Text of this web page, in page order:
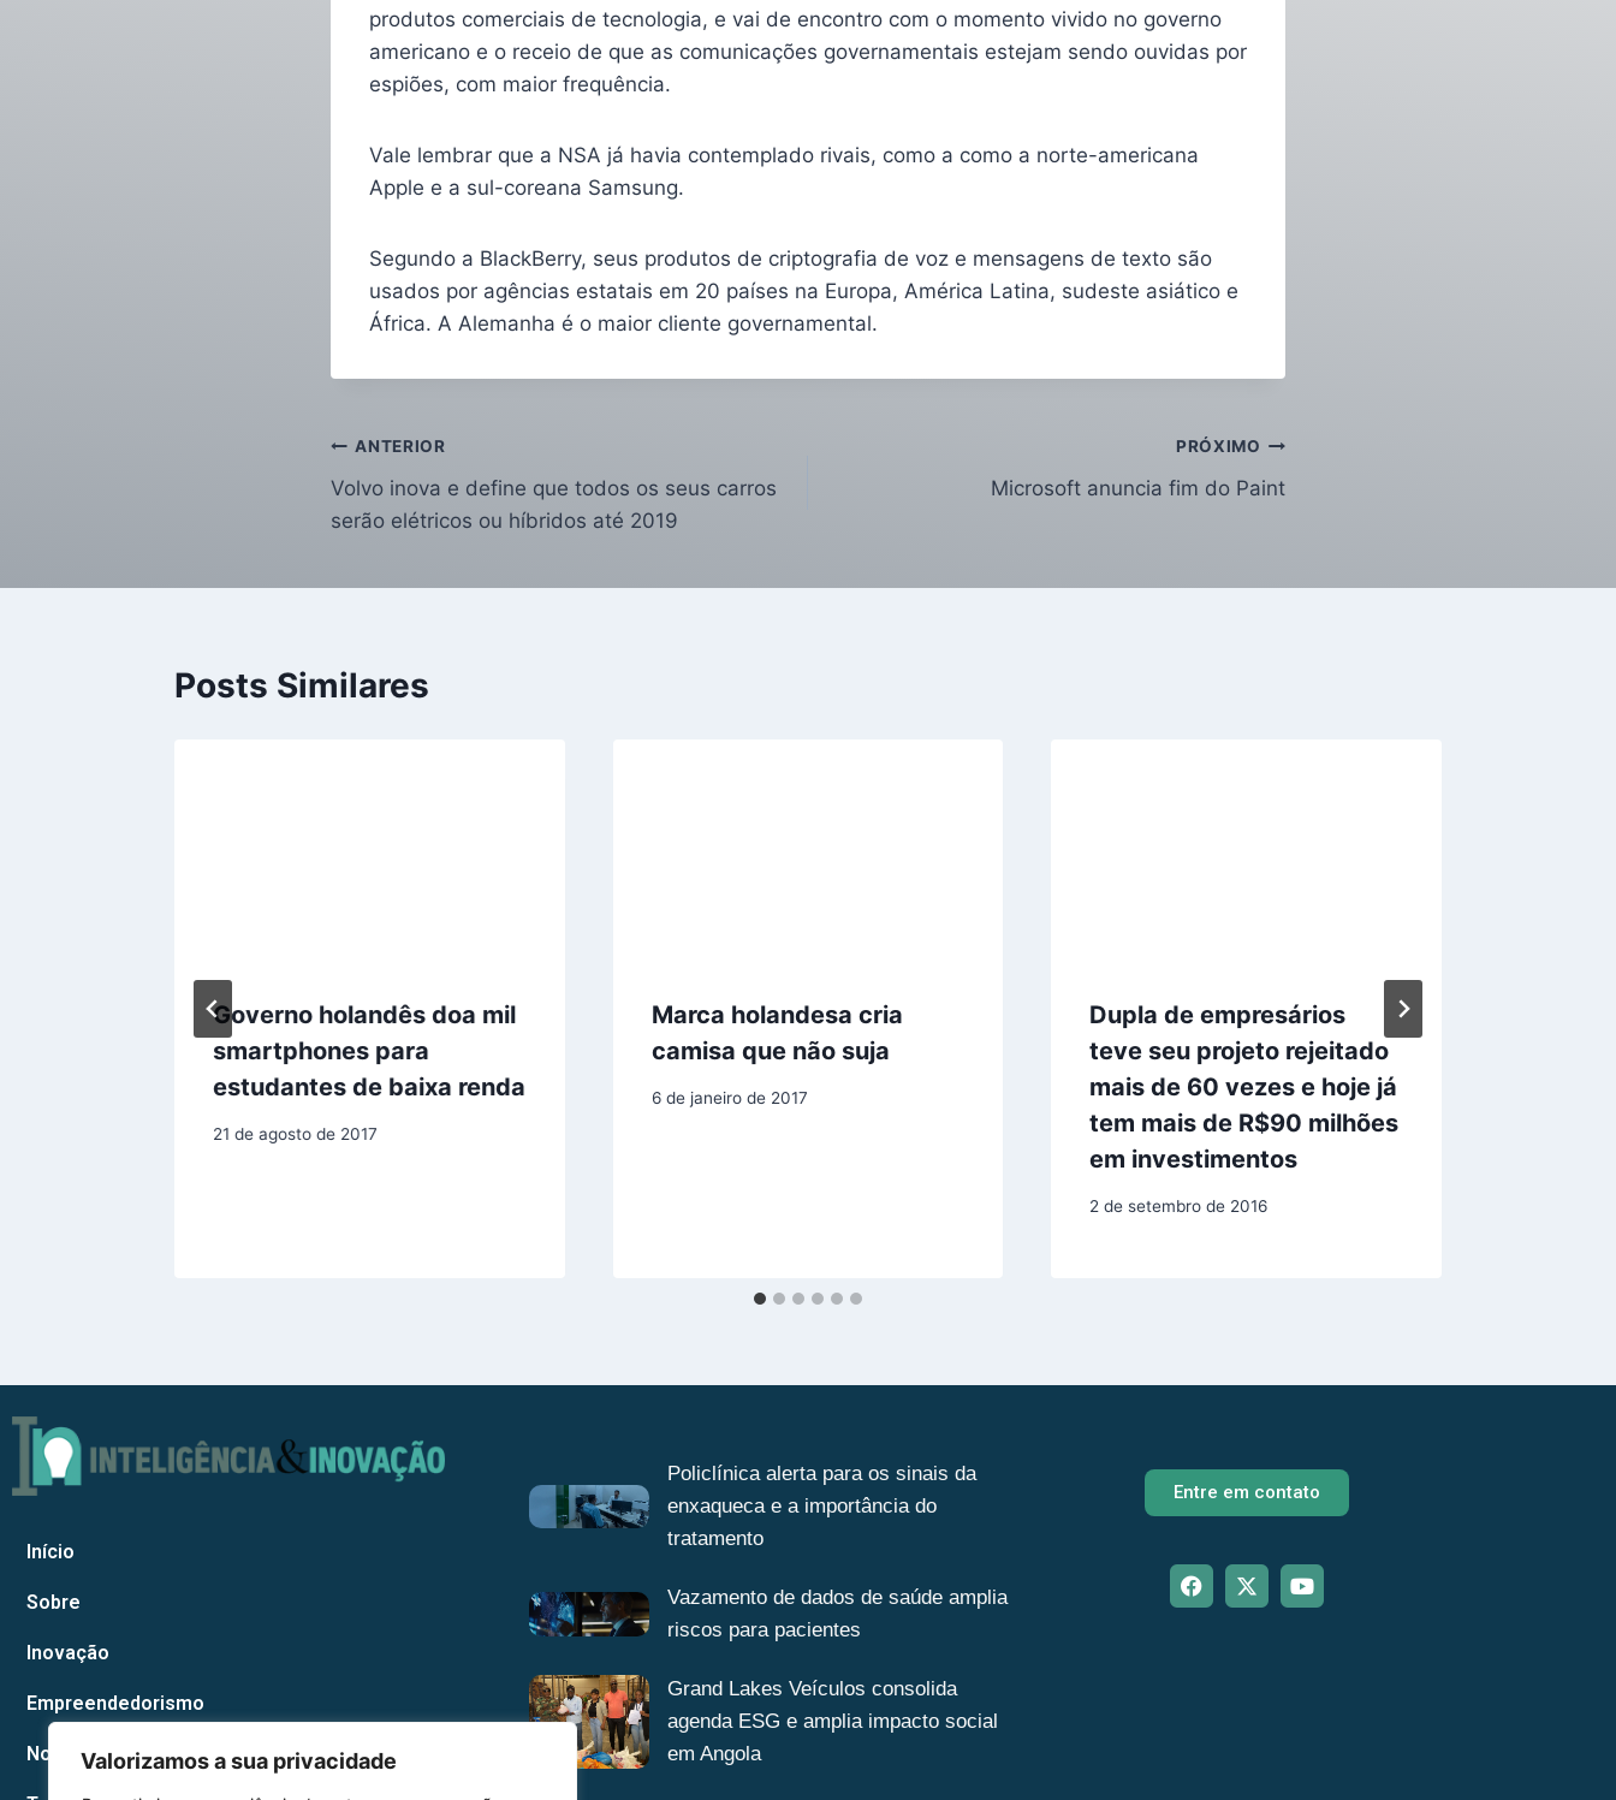
Valorizamos a sua privacidade
produtos comerciais de tecnologia, e vai de encontro com o momento vivido no governo
americano e o receio de que as comunicações governamentais estejam sendo ouvidas por
espiões, com maior frequência.
Vale lembrar que a NSA já havia contemplado rivais, como a como a norte-americana
Apple e a sul-coreana Samsung.
Segundo a BlackBerry, seus produtos de criptografia de voz e mensagens de texto são
usados por agências estatais em 20 países na Europa, América Latina, sudeste asiático e
África. A Alemanha é o maior cliente governamental.
ANTERIOR
Volvo inova e define que todos os seus carros
serão elétricos ou híbridos até 2019
PRÓXIMO
Microsoft anuncia fim do Paint
Posts Similares
Governo holandês doa mil
smartphones para
estudantes de baixa renda
21 de agosto de 2017
Marca holandesa cria
camisa que não suja
6 de janeiro de 2017
Dupla de empresários
teve seu projeto rejeitado
mais de 60 vezes e hoje já
tem mais de R$90 milhões
em investimentos
2 de setembro de 2016
Início
Sobre
Inovação
Empreendedorismo
Notícias Corporativas
Policlínica alerta para os sinais da
enxaqueca e a importância do
tratamento
Vazamento de dados de saúde amplia
riscos para pacientes
Grand Lakes Veículos consolida
agenda ESG e amplia impacto social
em Angola
Entre em contato